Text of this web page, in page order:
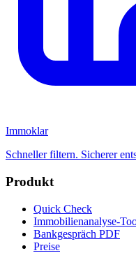
Immoklar
Schneller filtern. Sicherer
Produkt
Quick Check
Immobilienanalyse-
Bankgespräch PDF
Preise